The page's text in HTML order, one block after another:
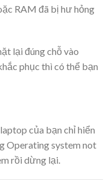
RAM đã bị hư hỏng
lại đúng chỗ vào
phục thì có thể bạn
của bạn chỉ hiển
Operating system not
rồi dừng lại.